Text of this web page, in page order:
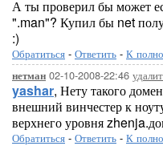
А ты проверил бы может
".man"? Купил бы net
:)
Обратиться - Ответить - К
нетман 02-10-2008-22:46
yashar, Нету такого
внешний винчестер к
верхнего уровня
Обратиться - Ответить - К